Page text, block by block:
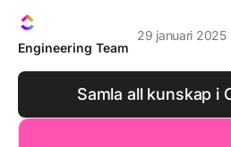
Engineering Team
29 januari 2025
Samla all kunskap i